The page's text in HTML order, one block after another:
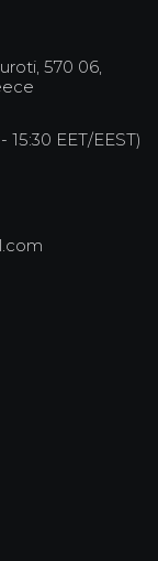
570 06,
EET/EEST)